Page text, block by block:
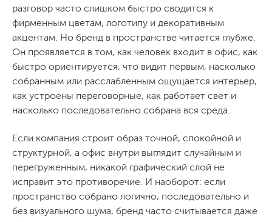
разговор часто слишком быстро сводится к
фирменным цветам, логотипу и декоративным
акцентам. Но бренд в пространстве читается глубже.
Он проявляется в том, как человек входит в офис, как
быстро ориентируется, что видит первым, насколько
собранным или расслабленным ощущается интерьер,
как устроены переговорные, как работает свет и
насколько последовательно собрана вся среда.
Если компания строит образ точной, спокойной и
структурной, а офис внутри выглядит случайным и
перегруженным, никакой графический слой не
исправит это противоречие. И наоборот: если
пространство собрано логично, последовательно и
без визуального шума, бренд часто считывается даже